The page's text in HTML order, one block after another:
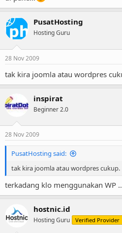
PusatHosting
Hosting Guru
28 Nov 2009
tak kira joomla atau wordpres
inspirat
Beginner 2.0
28 Nov 2009
PusatHosting said:
tak kira joomla atau wordpres cukup.
terkadang klo menggunakan WP
hostnic.id
Hosting Guru Verified Provider